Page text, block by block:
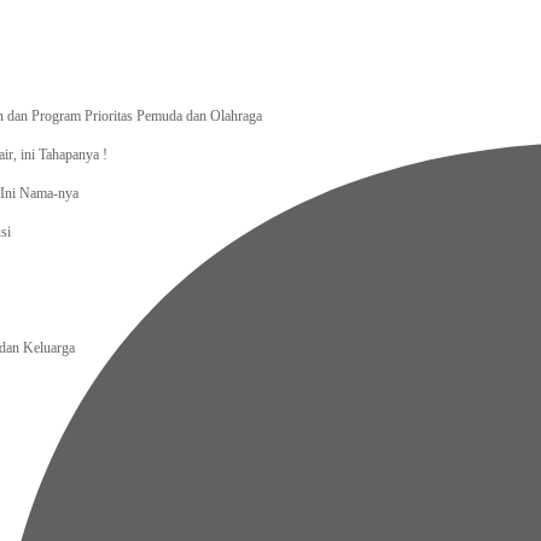
Program Prioritas Pemuda dan Olahraga
ini Tahapanya !
Nama-nya
Keluarga